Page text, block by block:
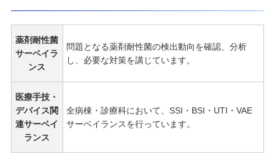
薬剤耐性菌
サーベイラ
ンス
問題となる薬剤耐性菌の検出動向を確認、分析
し、必要な対策を講じています。
医療手技・
デバイス関
連サーベイ
ランス
全病棟・診療科において、SSI・BSI・UTI・VAE
サーベイランスを行っています。